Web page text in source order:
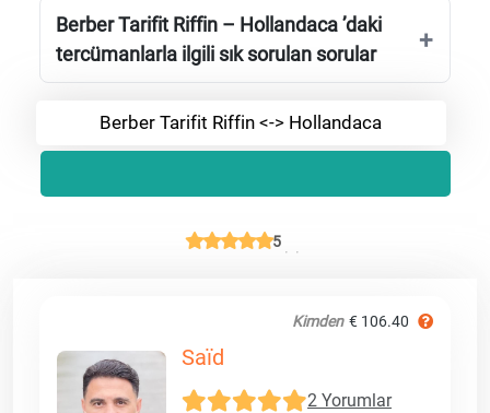
Berber Tarifit Riffin – Hollandaca ’daki
tercümanlarla ilgili sık sorulan sorular
Berber Tarifit Riffin <-> Hollandaca
5
Kimden € 106.40
Saïd
2 Yorumlar